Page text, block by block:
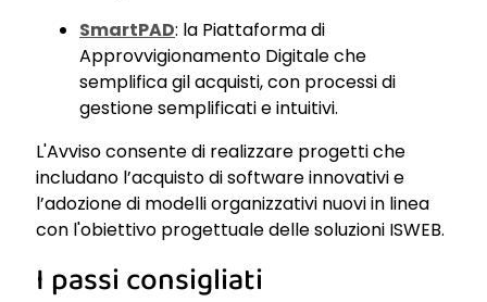
SmartPAD: la Piattaforma di
Approvvigionamento Digitale che
semplifica gil acquisti, con processi di
gestione semplificati e intuitivi.
L'Avviso consente di realizzare progetti che
includano l’acquisto di software innovativi e
l’adozione di modelli organizzativi nuovi in linea
con l'obiettivo progettuale delle soluzioni ISWEB.
I passi consigliati